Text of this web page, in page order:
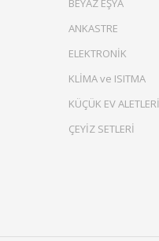
BEYAZ EŞYA
ANKASTRE
ELEKTRONİK
KLİMA ve ISITMA
KÜÇÜK EV ALETLERİ
ÇEYİZ SETLERİ